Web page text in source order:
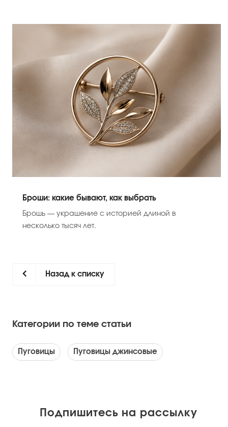
Броши: какие бывают, как выбрать
Брошь — украшение с историей длиной в
несколько тысяч лет.
Назад к списку
Категории по теме статьи
Пуговицы Пуговицы джинсовые
Подпишитесь на рассылку